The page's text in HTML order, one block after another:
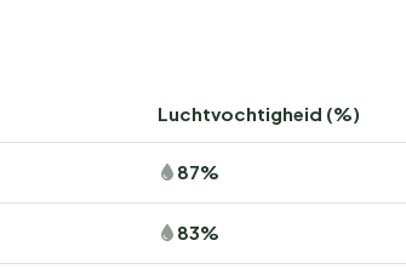
Luchtvochtigheid (%)
87%
83%